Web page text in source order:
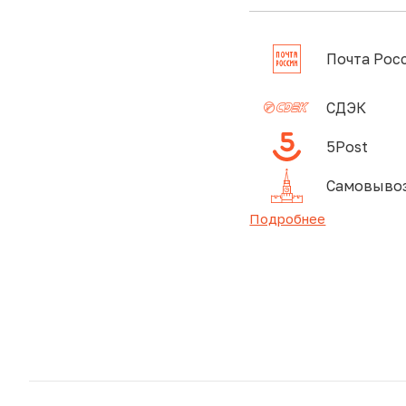
Почта
СДЭК
5Post
Подробнее